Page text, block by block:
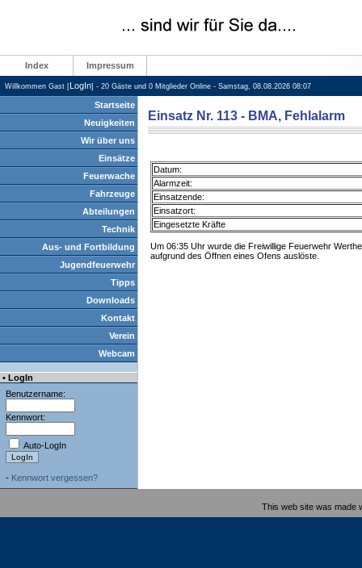
Index Impressum
Willkommen Gast [LogIn] - 20 Gäste und 0 Mitglieder Online - Samstag, 08.08.2026 08:07
Startseite
Neuigkeiten
Wir über uns
Einsätze
Feuerwache
Fahrzeuge
Abteilungen
Technik
Aus- und Fortbildung
Jugendfeuerwehr
Tipps
Downloads
Kontakt
Verein
Webcam
• LogIn
Benutzername:
Kennwort:
Auto-LogIn
- Kennwort vergessen?
Einsatz Nr. 113 - BMA, Fehlalarm
Datum:
Alarmzeit:
Einsatzende:
Einsatzort:
Eingesetzte Kräfte
Um 06:35 Uhr wurde die Freiwillige Feuerwehr
aufgrund des Öffnen eines Ofens auslöste.
This web site was made